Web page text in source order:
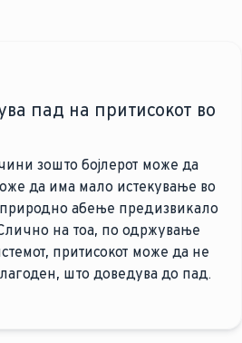
пад на притисокот во
зошто бојлерот може да
да има мало истекување во
абење предизвикало
на тоа, по одржување
притисокот може да не
што доведува до пад.